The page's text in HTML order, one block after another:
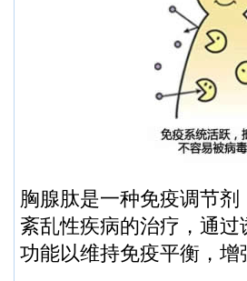
胸腺肽是一种免疫调节
紊乱性疾病的治疗，通
功能以维持免疫平衡，